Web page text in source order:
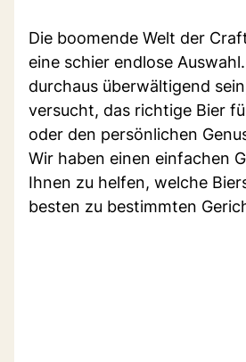
Die boomende Welt der
eine schier endlose
durchaus überwältigend
versucht, das richtige Bier
oder den persönlichen
Wir haben einen einfachen
Ihnen zu helfen, welche
besten zu bestimmten